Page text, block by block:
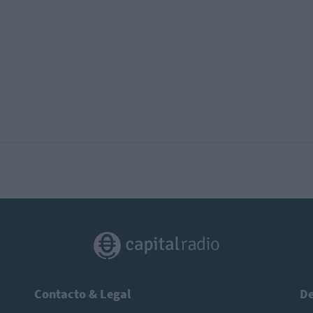
Contacto & Legal